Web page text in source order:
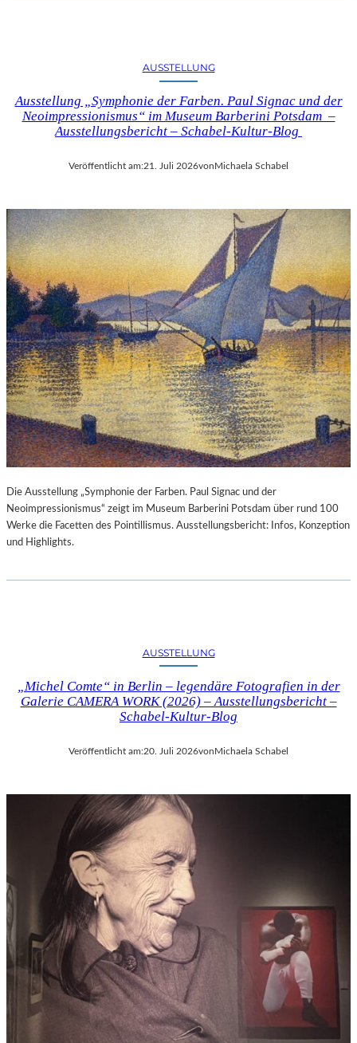
AUSSTELLUNG
Ausstellung „Symphonie der Farben. Paul Signac und der
Neoimpressionismus“ im Museum Barberini Potsdam –
Ausstellungsbericht – Schabel-Kultur-Blog
Veröffentlicht am:21. Juli 2026von Michaela Schabel
Die Ausstellung „Symphonie der Farben. Paul Signac und der
Neoimpressionismus“ zeigt im Museum Barberini Potsdam über rund 100
Werke die Facetten des Pointillismus. Ausstellungsbericht: Infos, Konzeption
und Highlights.
AUSSTELLUNG
„Michel Comte“ in Berlin – legendäre Fotografien in der
Galerie CAMERA WORK (2026) – Ausstellungsbericht –
Schabel-Kultur-Blog
Veröffentlicht am:20. Juli 2026vonMichaela Schabel